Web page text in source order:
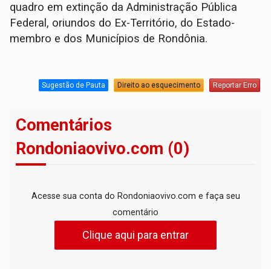
quadro em extinção da Administração Pública
Federal, oriundos do Ex-Território, do Estado-
membro e dos Municípios de Rondônia.
Sugestão de Pauta Direito ao esquecimento Reportar Erro
Comentários
Rondoniaovivo.com (0)
Acesse sua conta do Rondoniaovivo.com e faça seu
comentário
Clique aqui para entrar